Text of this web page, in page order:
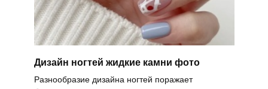
Дизайн ногтей жидкие камни фото
Разнообразие дизайна ногтей поражает